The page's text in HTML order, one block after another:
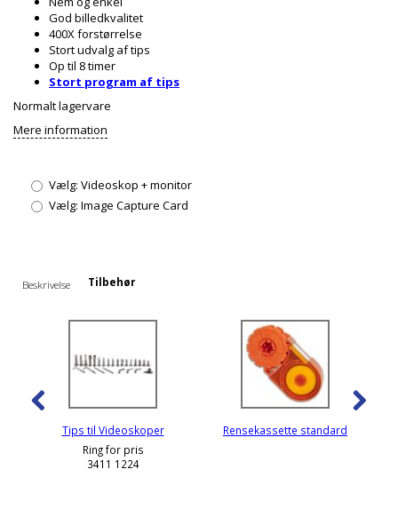
God billedkvalitet
400X forstørrelse
Stort udvalg af tips
Op til 8 timer
Stort program af tips
Normalt lagervare
Mere information
Vælg: Videoskop + monitor
Vælg: Image Capture Card
Beskrivelse Tilbehør
Tips til Videoskoper
Ring for pris
3411 1224
Rensekassette standard